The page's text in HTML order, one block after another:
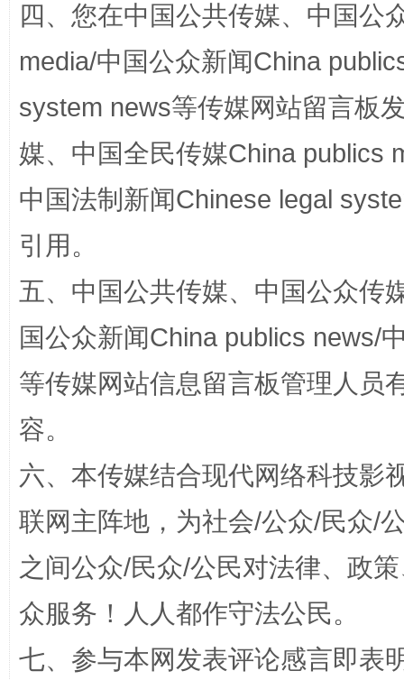
漫山遍野的桃花与雪山、麦地、白藏房 除
网上购药对药下症？
四、您在中国公共传媒、中国公
media/中国公众新闻China
system news等传媒网站留言板
媒、中国全民传媒China publics
中国法制新闻Chinese legal
引用。
五、中国公共传媒、中国公众传
国公众新闻China publics news/
等传媒网站信息留言板管理人员
容。
六、本传媒结合现代网络科技影
联网主阵地，为社会/公众/民众/
之间公众/民众/公民对法律、政
众服务！人人都作守法公民。
七、参与本网发表评论感言即表